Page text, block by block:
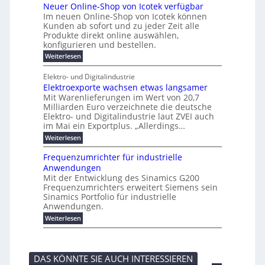
k
a
t
i
e
e
n
c
a
t
P
l
u
F
e
s
t
b
e
l
m
a
n
g
m
e
n
t
s
e
n
H
a
l
b
a
h
r
2
0
2
6
e
W
a
g
o
-
C
E
t
e
c
k
e
r
ü
S
t
r
ö
m
e
b
i
s
5
A
r
o
i
n
e
t
f
ü
h
r
e
n
d
e
s
i
n
u
s
t
r
i
e
l
l
e
t
h
Neuer Online-Shop von Icotek verfügbar
Im neuen Online-Shop von Icotek können
Kunden ab sofort und zu jeder Zeit alle
Produkte direkt online auswählen,
konfigurieren und bestellen.
Weiterlesen:
N
e
u
e
r
O
n
l
i
n
e
-
S
h
o
p
v
o
n
I
c
e
k
Elektro- und Digitalindustrie
Elektroexporte wachsen etwas langsamer
Mit Warenlieferungen im Wert von 20,7
Milliarden Euro verzeichnete die deutsche
Elektro- und Digitalindustrie laut ZVEI auch
im Mai ein Exportplus. „Allerdings…
Weiterlesen:
E
e
k
t
r
o
e
x
p
o
e
w
Frequenzumrichter für industrielle
Anwendungen
Mit der Entwicklung des Sinamics G200
Frequenzumrichters erweitert Siemens sein
Sinamics Portfolio für industrielle
Anwendungen.
Weiterlesen:
F
q
u
DAS KÖNNTE SIE AUCH INTERESSIEREN